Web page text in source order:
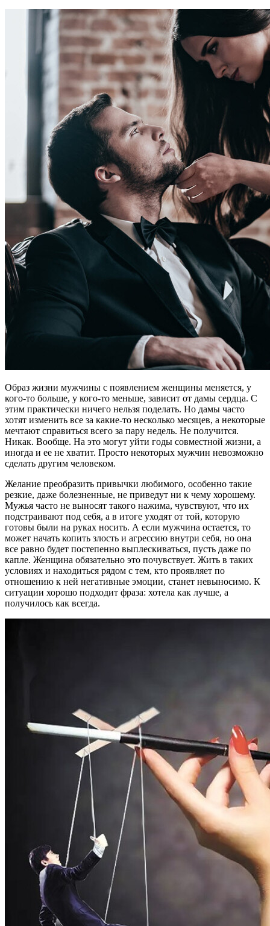
Образ жизни мужчины с появлением женщины меняется, у
кого-то больше, у кого-то меньше, зависит от дамы сердца. С
этим практически ничего нельзя поделать. Но дамы часто
хотят изменить все за какие-то несколько месяцев, а некоторые
мечтают справиться всего за пару недель. Не получится.
Никак. Вообще. На это могут уйти годы совместной жизни, а
иногда и ее не хватит. Просто некоторых мужчин невозможно
сделать другим человеком.
Желание преобразить привычки любимого, особенно такие
резкие, даже болезненные, не приведут ни к чему хорошему.
Мужья часто не выносят такого нажима, чувствуют, что их
подстраивают под себя, а в итоге уходят от той, которую
готовы были на руках носить. А если мужчина остается, то
может начать копить злость и агрессию внутри себя, но она
все равно будет постепенно выплескиваться, пусть даже по
капле. Женщина обязательно это почувствует. Жить в таких
условиях и находиться рядом с тем, кто проявляет по
отношению к ней негативные эмоции, станет невыносимо. К
ситуации хорошо подходит фраза: хотела как лучше, а
получилось как всегда.